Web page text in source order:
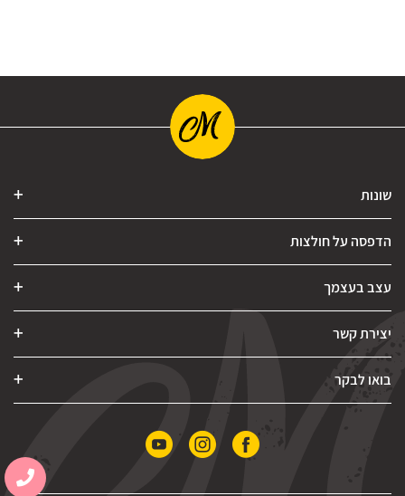
שונות
הדפסה על חולצות
עצב בעצמך
יצירת קשר
בואו לבקר